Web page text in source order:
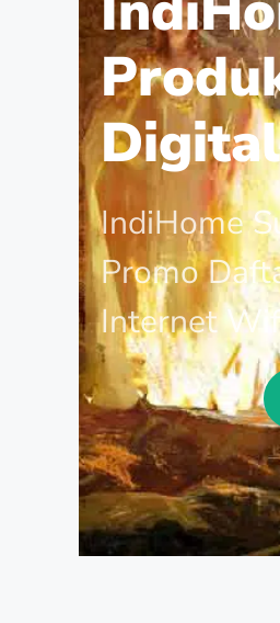
IndiHome
Promo
Internet